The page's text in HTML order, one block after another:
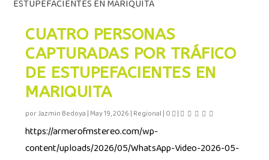
CUATRO PERSONAS
CAPTURADAS POR TRÁFICO
DE ESTUPEFACIENTES EN
MARIQUITA
porJazmin Bedoya | May 19, 2026 | Regional | 0 |
https://armerofmstereo.com/wp-
content/uploads/2026/05/WhatsApp-Video-2026-05-